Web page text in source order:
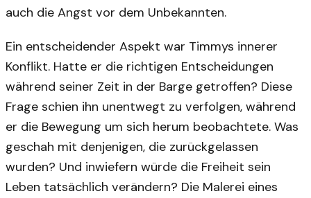
auch die Angst vor dem Unbekannten.
Ein entscheidender Aspekt war Timmys innerer
Konflikt. Hatte er die richtigen Entscheidungen
während seiner Zeit in der Barge getroffen? Diese
Frage schien ihn unentwegt zu verfolgen, während
er die Bewegung um sich herum beobachtete. Was
geschah mit denjenigen, die zurückgelassen
wurden? Und inwiefern würde die Freiheit sein
Leben tatsächlich verändern? Die Malerei eines